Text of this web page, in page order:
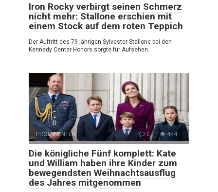
Iron Rocky verbirgt seinen Schmerz
nicht mehr: Stallone erschien mit
einem Stock auf dem roten Teppich
Der Auftritt des 79-jährigen Sylvester Stallone bei den
Kennedy Center Honors sorgte für Aufsehen.
PROMINENTEN 0 444
Die königliche Fünf komplett: Kate
und William haben ihre Kinder zum
bewegendsten Weihnachtsausflug
des Jahres mitgenommen